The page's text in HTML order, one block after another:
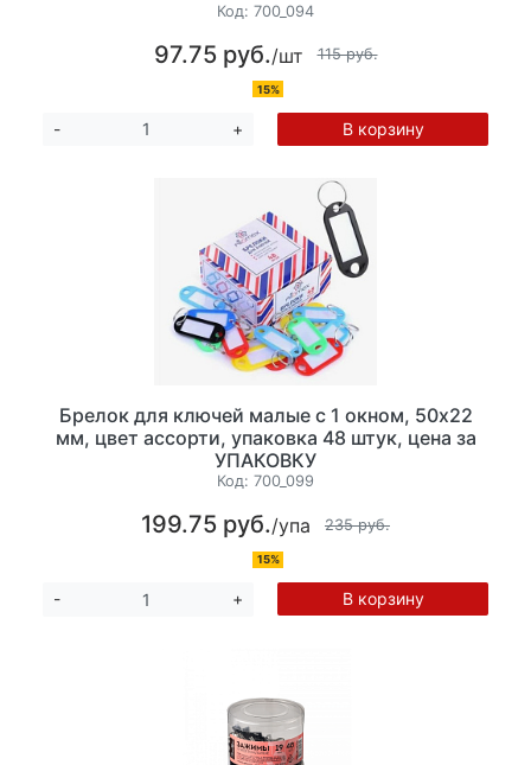
Код: 700_094
97.75 руб./шт 115 руб.
15%
- + В корзину
Брелок для ключей малые с 1 окном, 50х22
мм, цвет ассорти, упаковка 48 штук, цена за
УПАКОВКУ
Код: 700_099
199.75 руб./упа 235 руб.
15%
- + В корзину